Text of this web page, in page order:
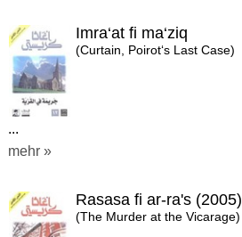
Imra‘at fi ma‘ziq
(Curtain, Poirot‘s Last Case)
...
mehr »
Rasasa fi ar-ra's (2005)
(The Murder at the Vicarage)